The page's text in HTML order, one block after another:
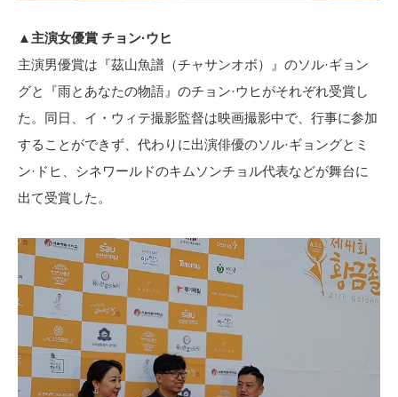
▲主演女優賞 チョン·ウヒ
主演男優賞は『茲山魚譜（チャサンオボ）』のソル·ギョン
グと『雨とあなたの物語』のチョン·ウヒがそれぞれ受賞し
た。同日、イ・ウィテ撮影監督は映画撮影中で、行事に参加
することができず、代わりに出演俳優のソル·ギョングとミ
ン·ドヒ、シネワールドのキムソンチョル代表などが舞台に
出て受賞した。